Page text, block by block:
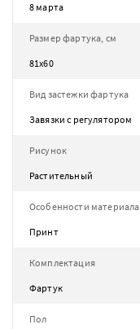
8 марта
Размер фартука, см
81х60
Вид застежки фартука
Завязки с регулятором
Рисунок
Растительный
Особенности материала
Принт
Комплектация
Фартук
Пол